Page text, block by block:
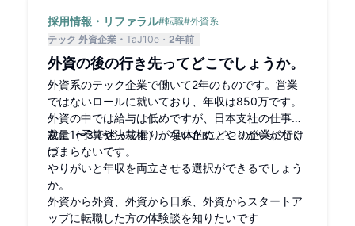
採用情報・リファラル#転職#外資系
テック 外資企業
TaJ10e 2年前
外資の後の行き先ってどこでしょうか。
外資系のテック企業で働いて2年のものです。営業
ではないロールに就いており、年収は850万です。
外資の中では給与は低めですが、日本支社の仕事に
裁量（予算や決裁権）がないため、やりがいがなく
つまらないです。
次に1〜3で迷っており、具体的にどこの企業に行け
ば、
やりがいと年収を両立させる選択ができるでしょう
か。
外資から外資、外資から日系、外資からスタートア
ップに転職した方の体験談を知りたいです